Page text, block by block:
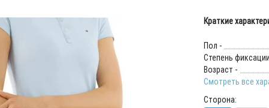
Краткие
Пол -
Степень
Возраст -
Смотреть все
Сторона: